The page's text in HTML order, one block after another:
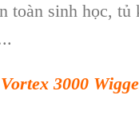
toàn sinh học,
3000